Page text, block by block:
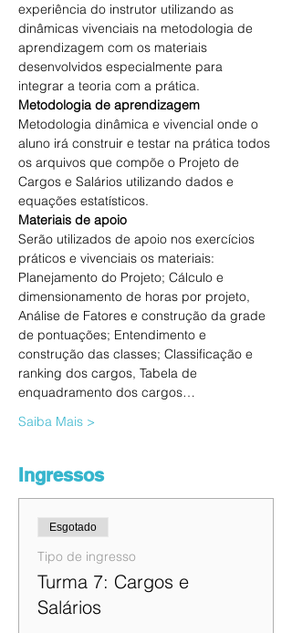
experiência do instrutor utilizando as
dinâmicas vivenciais na metodologia de
aprendizagem com os materiais
desenvolvidos especialmente para
integrar a teoria com a prática.
Metodologia de aprendizagem
Metodologia dinâmica e vivencial onde o
aluno irá construir e testar na prática todos
os arquivos que compõe o Projeto de
Cargos e Salários utilizando dados e
equações estatísticos.
Materiais de apoio
Serão utilizados de apoio nos exercícios
práticos e vivenciais os materiais:
Planejamento do Projeto; Cálculo e
dimensionamento de horas por projeto,
Análise de Fatores e construção da grade
de pontuações; Entendimento e
construção das classes; Classificação e
ranking dos cargos, Tabela de
enquadramento dos cargos…
Saiba Mais >
Ingressos
Esgotado
Tipo de ingresso
Turma 7: Cargos e
Salários